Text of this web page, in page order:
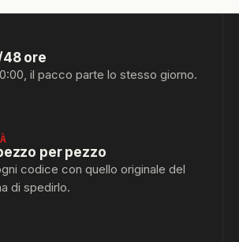
48 ore
il pacco parte lo stesso giorno.
per pezzo
codice con quello originale del
di spedirlo.